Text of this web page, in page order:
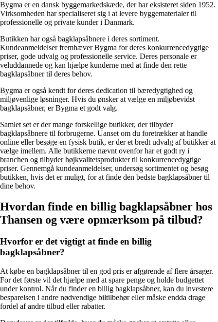
Bygma er en dansk byggemarkedskæde, der har eksisteret siden 1952.
Virksomheden har specialiseret sig i at levere byggematerialer til
professionelle og private kunder i Danmark.
Butikken har også bagklapsåbnere i deres sortiment.
Kundeanmeldelser fremhæver Bygma for deres konkurrencedygtige
priser, gode udvalg og professionelle service. Deres personale er
veluddannede og kan hjælpe kunderne med at finde den rette
bagklapsåbner til deres behov.
Bygma er også kendt for deres dedication til bæredygtighed og
miljøvenlige løsninger. Hvis du ønsker at vælge en miljøbevidst
bagklapsåbner, er Bygma et godt valg.
Samlet set er der mange forskellige butikker, der tilbyder
bagklapsåbnere til forbrugerne. Uanset om du foretrækker at handle
online eller besøge en fysisk butik, er der et bredt udvalg af butikker at
vælge imellem. Alle butikkerne nævnt ovenfor har et godt ry i
branchen og tilbyder højkvalitetsprodukter til konkurrencedygtige
priser. Gennemgå kundeanmeldelser, undersøg sortimentet og besøg
butikken, hvis det er muligt, for at finde den bedste bagklapsåbner til
dine behov.
Hvordan finde en billig bagklapsåbner hos
Thansen og være opmærksom på tilbud?
Hvorfor er det vigtigt at finde en billig
bagklapsåbner?
At købe en bagklapsåbner til en god pris er afgørende af flere årsager.
For det første vil det hjælpe med at spare penge og holde budgettet
under kontrol. Når du finder en billig bagklapsåbner, kan du investere
besparelsen i andre nødvendige biltilbehør eller måske endda drage
fordel af andre tilbud eller rabatter.